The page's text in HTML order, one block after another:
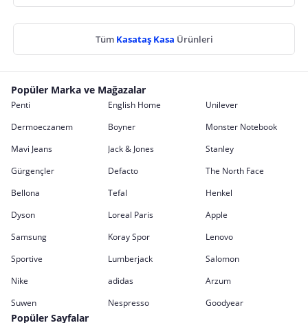
Tüm Kasataş Kasa Ürünleri
Popüler Marka ve Mağazalar
Penti English Home
Unilever
Dermoeczanem
Boyner
Monster Notebook
Mavi Jeans
Jack & Jones
Stanley
Gürgençler
Defacto
The North Face
Bellona
Tefal
Henkel
Dyson
Loreal Paris
Apple
Samsung
Koray Spor
Lenovo
Sportive
Lumberjack
Salomon
Nike
adidas
Arzum
Suwen
Nespresso Goodyear
Popüler Sayfalar